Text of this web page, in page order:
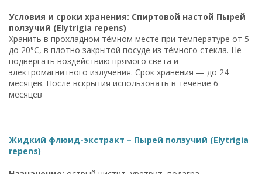
Условия и сроки хранения: Спиртовой настой Пырей
ползучий (Elytrigia repens)
Хранить в прохладном тёмном месте при температуре от 5
до 20°C, в плотно закрытой посуде из тёмного стекла. Не
подвергать воздействию прямого света и
электромагнитного излучения. Срок хранения — до 24
месяцев. После вскрытия использовать в течение 6
месяцев
Жидкий флюид-экстракт – Пырей ползучий (Elytrigia
repens)